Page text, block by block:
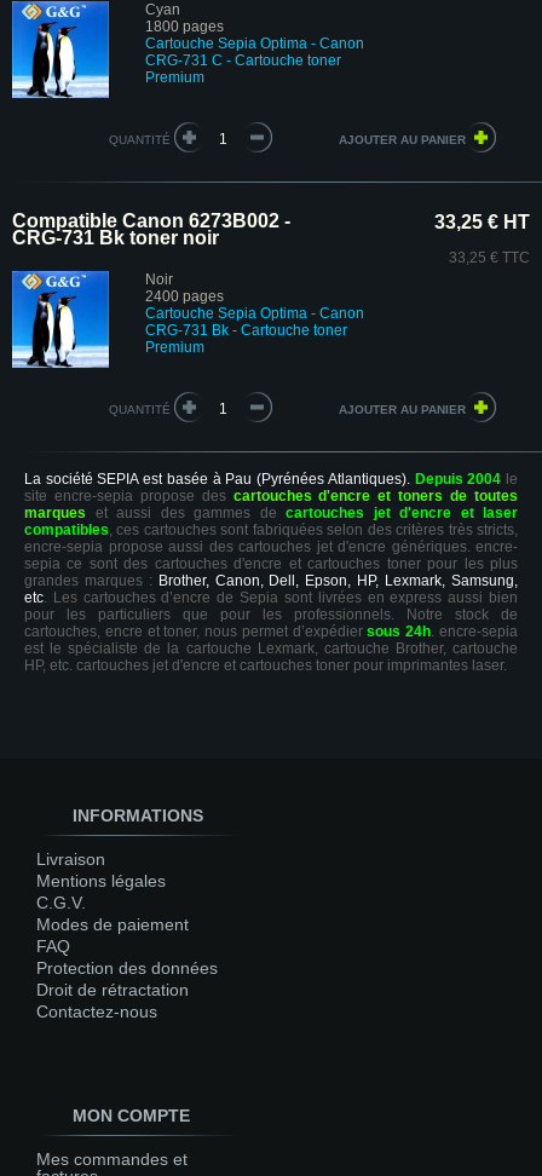
Cyan
1800 pages
Cartouche Sepia Optima - Canon
CRG-731 C - Cartouche toner
Premium
QUANTITÉ
Compatible Canon 6273B002 -
CRG-731 Bk toner noir
Noir
2400 pages
Cartouche Sepia Optima - Canon
CRG-731 Bk - Cartouche toner
Premium
33,25 € HT
33,25 € TTC
QUANTITÉ
La société SEPIA est basée à Pau (Pyrénées Atlantiques). Depuis 2004 le
site encre-sepia propose des cartouches d'encre et toners de toutes
marques et aussi des gammes de cartouches jet d'encre et laser
compatibles, ces cartouches sont fabriquées selon des critères très stricts,
encre-sepia propose aussi des cartouches jet d'encre génériques. encre-
sepia ce sont des cartouches d'encre et cartouches toner pour les plus
grandes marques : Brother, Canon, Dell, Epson, HP, Lexmark, Samsung,
etc. Les cartouches d’encre de Sepia sont livrées en express aussi bien
pour les particuliers que pour les professionnels. Notre stock de
cartouches, encre et toner, nous permet d’expédiersous 24h. encre-sepia
est le spécialiste de la cartouche Lexmark, cartouche Brother, cartouche
HP, etc. cartouches jet d'encre et cartouches toner pour imprimantes laser.
INFORMATIONS
Livraison
Mentions légales
C.G.V.
Modes de paiement
FAQ
Protection des données
Droit de rétractation
Contactez-nous
MON COMPTE
Mes commandes et